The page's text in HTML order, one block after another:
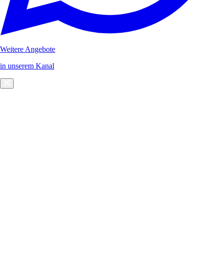
Weitere Angebote
in unserem Kanal